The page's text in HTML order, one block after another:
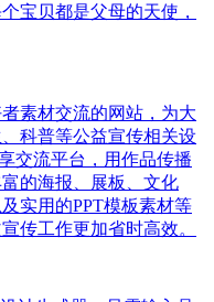
宝贝都是父母的天使，
素材交流的网站，为大
科普等公益宣传相关设
交流平台，用作品传播
的海报、展板、文化
实用的PPT模板素材等
传工作更加省时高效。